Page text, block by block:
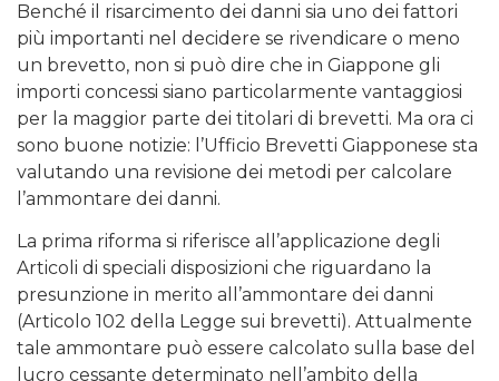
Benché il risarcimento dei danni sia uno dei fattori
più importanti nel decidere se rivendicare o meno
un brevetto, non si può dire che in Giappone gli
importi concessi siano particolarmente vantaggiosi
per la maggior parte dei titolari di brevetti. Ma ora ci
sono buone notizie: l’Ufficio Brevetti Giapponese sta
valutando una revisione dei metodi per calcolare
l’ammontare dei danni.
La prima riforma si riferisce all’applicazione degli
Articoli di speciali disposizioni che riguardano la
presunzione in merito all’ammontare dei danni
(Articolo 102 della Legge sui brevetti). Attualmente
tale ammontare può essere calcolato sulla base del
lucro cessante determinato nell’ambito della